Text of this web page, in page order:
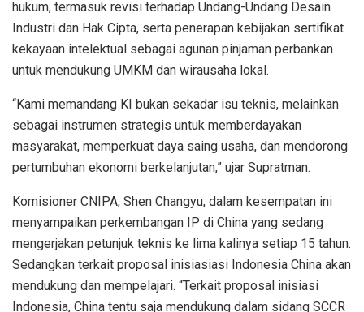
hukum, termasuk revisi terhadap Undang-Undang Desain
Industri dan Hak Cipta, serta penerapan kebijakan sertifikat
kekayaan intelektual sebagai agunan pinjaman perbankan
untuk mendukung UMKM dan wirausaha lokal.
“Kami memandang KI bukan sekadar isu teknis, melainkan
sebagai instrumen strategis untuk memberdayakan
masyarakat, memperkuat daya saing usaha, dan mendorong
pertumbuhan ekonomi berkelanjutan,” ujar Supratman.
Komisioner CNIPA, Shen Changyu, dalam kesempatan ini
menyampaikan perkembangan IP di China yang sedang
mengerjakan petunjuk teknis ke lima kalinya setiap 15 tahun.
Sedangkan terkait proposal inisiasiasi Indonesia China akan
mendukung dan mempelajari. “Terkait proposal inisiasi
Indonesia, China tentu saja mendukung dalam sidang SCCR